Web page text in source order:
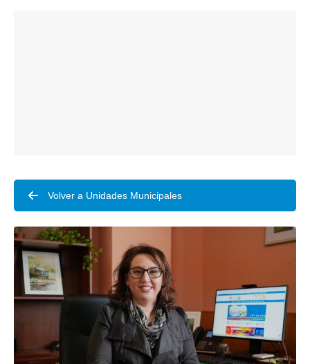
Volver a Unidades Municipales